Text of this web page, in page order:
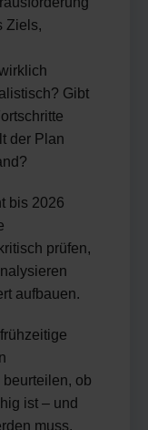
Ziels,
Gibt
der Plan
bis 2026
prüfen,
aufbauen.
ob
ist – und
muss.